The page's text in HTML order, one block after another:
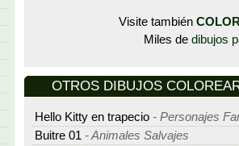
Visite también
Miles de dibujos
OTROS DIBUJOS
Hello Kitty en trapecio - Personajes
Buitre 01 - Animales Salvajes